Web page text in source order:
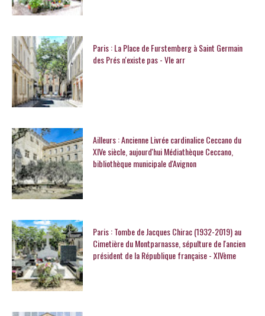
Paris : La Place de Furstemberg à Saint Germain
des Prés n'existe pas - VIe arr
Ailleurs : Ancienne Livrée cardinalice Ceccano du
XIVe siècle, aujourd'hui Médiathèque Ceccano,
bibliothèque municipale d'Avignon
Paris : Tombe de Jacques Chirac (1932-2019) au
Cimetière du Montparnasse, sépulture de l'ancien
président de la République française - XIVème